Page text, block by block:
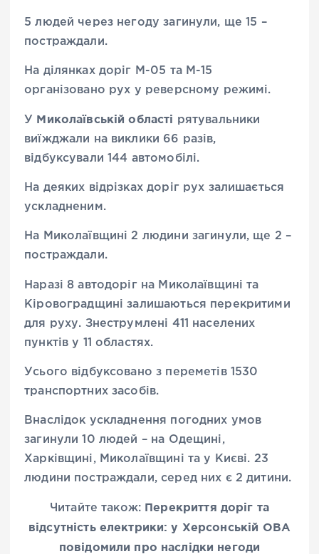
5 людей через негоду загинули, ще 15 –
постраждали.
На ділянках доріг М-05 та М-15
організовано рух у реверсному режимі.
У Миколаївській області рятувальники
виїжджали на виклики 66 разів,
відбуксували 144 автомобілі.
На деяких відрізках доріг рух залишається
ускладненим.
На Миколаївщині 2 людини загинули, ще 2 –
постраждали.
Наразі 8 автодоріг на Миколаївщині та
Кіровоградщині залишаються перекритими
для руху. Знеструмлені 411 населених
пунктів у 11 областях.
Усього відбуксовано з переметів 1530
транспортних засобів.
Внаслідок ускладнення погодних умов
загинули 10 людей – на Одещині,
Харківщині, Миколаївщині та у Києві. 23
людини постраждали, серед них є 2 дитини.
Читайте також: Перекриття доріг та
відсутність електрики: у Херсонській ОВА
повідомили про наслідки негоди